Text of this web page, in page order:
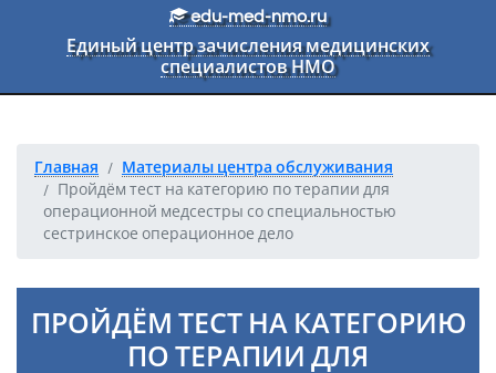
Перейти к основному текстуedu-med-nmo.ru
Единый центр зачисления медицинских
специалистов НМО
Главная
Материалы центра обслуживания
Пройдём тест на категорию по терапии для
операционной медсестры со специальностью
сестринское операционное дело
ПРОЙДЁМ ТЕСТ НА КАТЕГОРИЮ
ПО ТЕРАПИИ ДЛЯ